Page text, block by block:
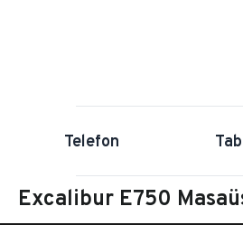
Telefon
Excalibur E750